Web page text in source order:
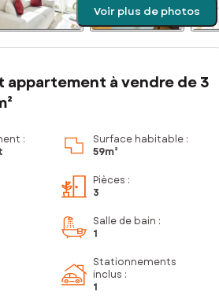
Voir plus de photos
appartement à vendre de 3
:
Surface habitable :
59m²
Pièces :
3
Salle de bain :
1
Stationnements
inclus :
1